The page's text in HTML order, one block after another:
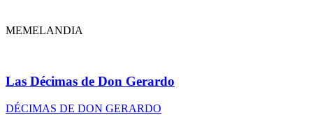
MEMELANDIA
Las Décimas de Don Gerardo
DÉCIMAS DE DON GERARDO